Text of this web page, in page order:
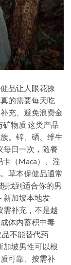
品让人眼花撩
的需要每天吃
充、避免浪费金
矿物质 这类产品
。锌、硒、维生
每日一次，随餐
卡（Maca）、淫
草本保健品通常
找到适合你的男
新加坡本地发
需补充，不是越
体内蓄积中毒
不能替代药
加坡男性可以根
可靠、按需补